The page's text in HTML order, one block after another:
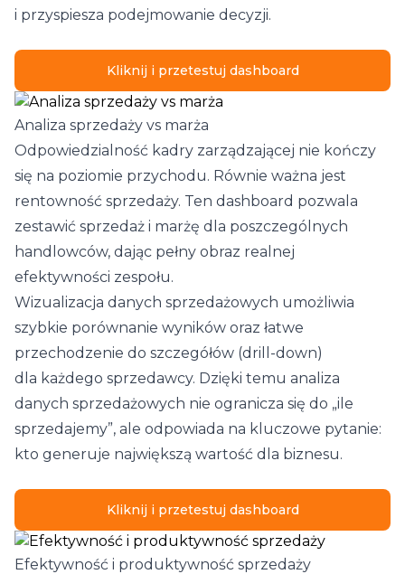
i przyspiesza podejmowanie decyzji.
Kliknij i przetestuj dashboard
Analiza sprzedaży vs marża
Odpowiedzialność kadry zarządzającej nie kończy
się na poziomie przychodu. Równie ważna jest
rentowność sprzedaży. Ten dashboard pozwala
zestawić sprzedaż i marżę dla poszczególnych
handlowców, dając pełny obraz realnej
efektywności zespołu.
Wizualizacja danych sprzedażowych umożliwia
szybkie porównanie wyników oraz łatwe
przechodzenie do szczegółów (drill-down)
dla każdego sprzedawcy. Dzięki temu analiza
danych sprzedażowych nie ogranicza się do „ile
sprzedajemy”, ale odpowiada na kluczowe pytanie:
kto generuje największą wartość dla biznesu.
Kliknij i przetestuj dashboard
Efektywność i produktywność sprzedaży